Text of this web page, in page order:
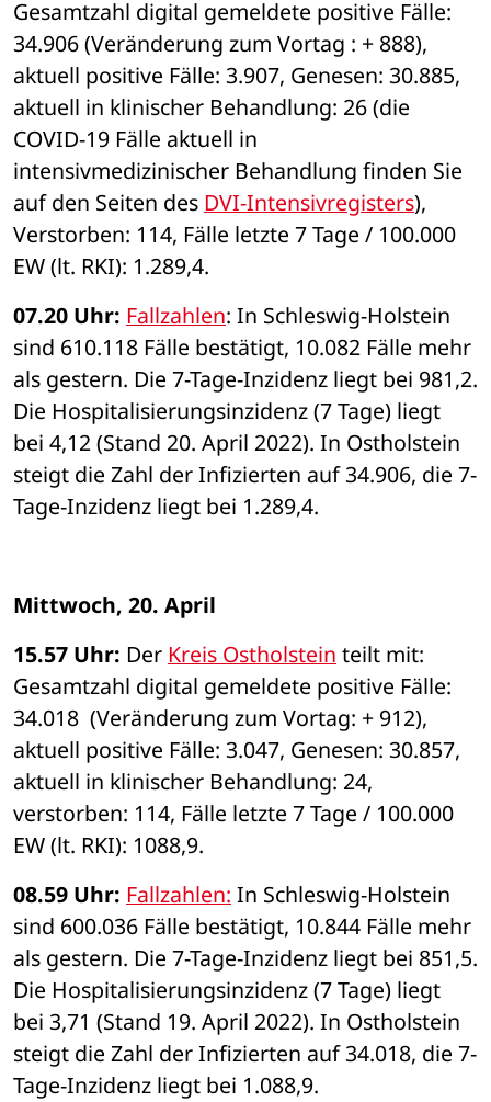
Gesamtzahl digital gemeldete positive Fälle:
34.906 (Veränderung zum Vortag : + 888),
aktuell positive Fälle: 3.907, Genesen: 30.885,
aktuell in klinischer Behandlung: 26 (die
COVID-19 Fälle aktuell in
intensivmedizinischer Behandlung finden Sie
auf den Seiten des DVI-Intensivregisters),
Verstorben: 114, Fälle letzte 7 Tage / 100.000
EW (lt. RKI): 1.289,4.
07.20 Uhr: Fallzahlen: In Schleswig-Holstein
sind 610.118 Fälle bestätigt, 10.082 Fälle mehr
als gestern. Die 7-Tage-Inzidenz liegt bei 981,2.
Die Hospitalisierungsinzidenz (7 Tage) liegt
bei 4,12 (Stand 20. April 2022). In Ostholstein
steigt die Zahl der Infizierten auf 34.906, die 7-
Tage-Inzidenz liegt bei 1.289,4.
Mittwoch, 20. April
15.57 Uhr: Der Kreis Ostholstein teilt mit:
Gesamtzahl digital gemeldete positive Fälle:
34.018  (Veränderung zum Vortag: + 912),
aktuell positive Fälle: 3.047, Genesen: 30.857,
aktuell in klinischer Behandlung: 24,
verstorben: 114, Fälle letzte 7 Tage / 100.000
EW (lt. RKI): 1088,9.
08.59 Uhr: Fallzahlen: In Schleswig-Holstein
sind 600.036 Fälle bestätigt, 10.844 Fälle mehr
als gestern. Die 7-Tage-Inzidenz liegt bei 851,5.
Die Hospitalisierungsinzidenz (7 Tage) liegt
bei 3,71 (Stand 19. April 2022). In Ostholstein
steigt die Zahl der Infizierten auf 34.018, die 7-
Tage-Inzidenz liegt bei 1.088,9.